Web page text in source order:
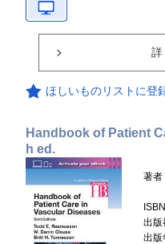
詳
ほしいものリストに登
Handbook of Patient
h ed.
著者
ISBN
出版
出版